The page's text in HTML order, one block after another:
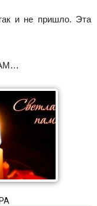
и не пришло. Эта